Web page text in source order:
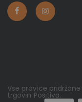
Vse pravice
trgovin Positiva.